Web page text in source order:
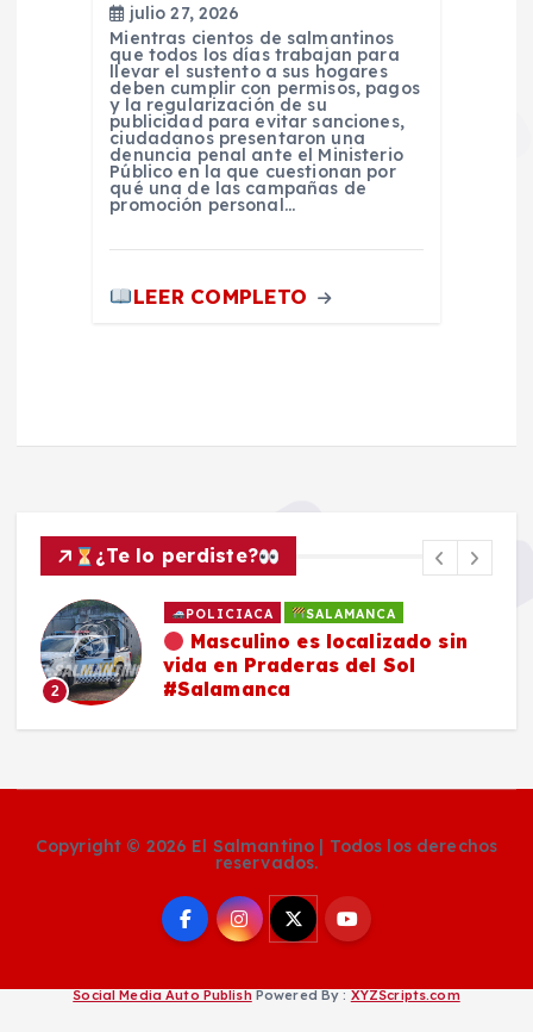
julio 27, 2026
Mientras cientos de salmantinos
que todos los días trabajan para
llevar el sustento a sus hogares
deben cumplir con permisos, pagos
y la regularización de su
publicidad para evitar sanciones,
ciudadanos presentaron una
denuncia penal ante el Ministerio
Público en la que cuestionan por
qué una de las campañas de
promoción personal…
LEER COMPLETO
¿Te lo perdiste?
2
POLICIACA SALAMANCA
Masculino es localizado sin
vida en Praderas del Sol
#Salamanca
Copyright © 2026 El Salmantino | Todos los derechos
reservados.
Social Media Auto Publish Powered By : XYZScripts.com